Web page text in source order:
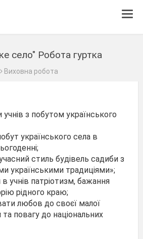
село" Робота гуртка
Виховна робота
з побутом українського
українського села в
стиль будівель садиби з
українськими традиціями»;
учнів патріотизм, бажання
рідного краю;
любов до своєї малої
повагу до національних